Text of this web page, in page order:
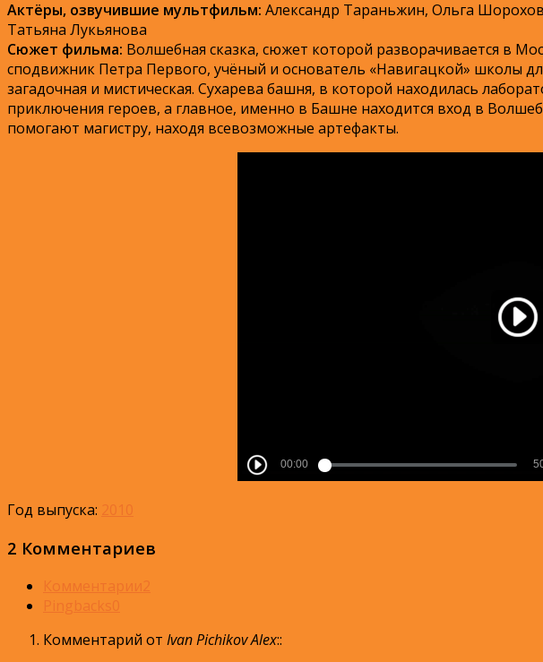
Актёры, озвучившие мультфильм: Александр Тараньжин, Ольга
Татьяна Лукьянова
Сюжет фильма: Волшебная сказка, сюжет которой разворачивается в
сподвижник Петра Первого, учёный и основатель «Навигацкой» школы
загадочная и мистическая. Сухарева башня, в которой находилась
приключения героев, а главное, именно в Башне находится вход в
помогают магистру, находя всевозможные артефакты.
Год выпуска: 2010
2 Комментариев
Комментарии2
Pingbacks0
Комментарий от Ivan Pichikov Alex::